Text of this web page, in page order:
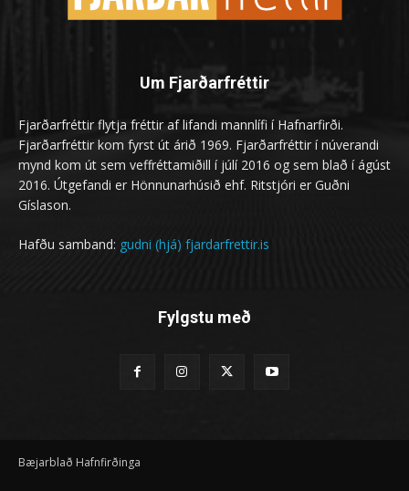
Um Fjarðarfréttir
Fjarðarfréttir flytja fréttir af lifandi mannlífi í Hafnarfirði.
Fjarðarfréttir kom fyrst út árið 1969. Fjarðarfréttir í núverandi
mynd kom út sem veffréttamiðill í júlí 2016 og sem blað í ágúst
2016. Útgefandi er Hönnunarhúsið ehf. Ritstjóri er Guðni
Gíslason.
Hafðu samband: gudni (hjá) fjardarfrettir.is
Fylgstu með
Bæjarblað Hafnfirðinga